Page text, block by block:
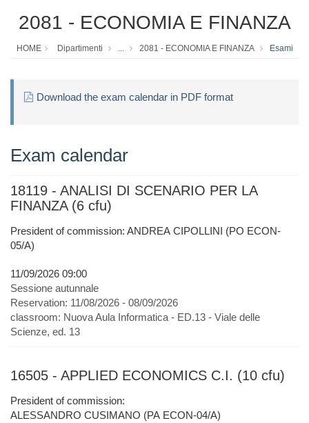
2081 - ECONOMIA E FINANZA
HOME Dipartimenti ... 2081 - ECONOMIA E FINANZA Esami
Download the exam calendar in PDF format
Exam calendar
18119 - ANALISI DI SCENARIO PER LA
FINANZA (6 cfu)
President of commission: ANDREA CIPOLLINI (PO ECON-
05/A)
11/09/2026 09:00
Sessione autunnale
Reservation: 11/08/2026 - 08/09/2026
classroom: Nuova Aula Informatica - ED.13 - Viale delle
Scienze, ed. 13
16505 - APPLIED ECONOMICS C.I. (10 cfu)
President of commission:
ALESSANDRO CUSIMANO (PA ECON-04/A)